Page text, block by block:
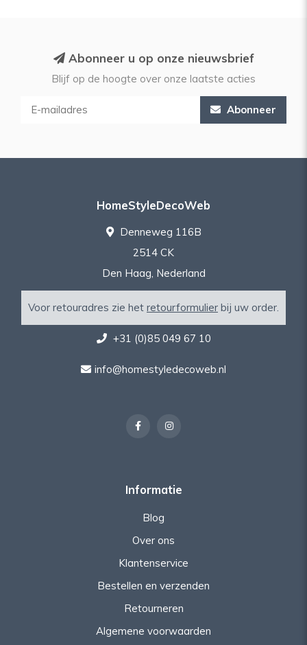
Abonneer u op onze nieuwsbrief
Blijf op de hoogte over onze laatste acties
Abonneer
HomeStyleDecoWeb
Denneweg 116B
2514 CK
Den Haag, Nederland
Voor retouradres zie het retourformulier bij uw order.
+31 (0)85 049 67 10
info@homestyledecoweb.nl
Informatie
Blog
Over ons
Klantenservice
Bestellen en verzenden
Retourneren
Algemene voorwaarden